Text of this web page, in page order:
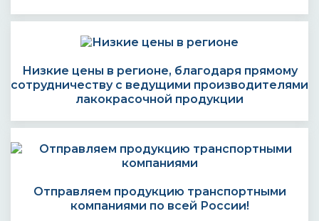
Низкие цены в регионе, благодаря прямому
сотрудничеству с ведущими производителями
лакокрасочной продукции
Отправляем продукцию транспортными
компаниями по всей России!